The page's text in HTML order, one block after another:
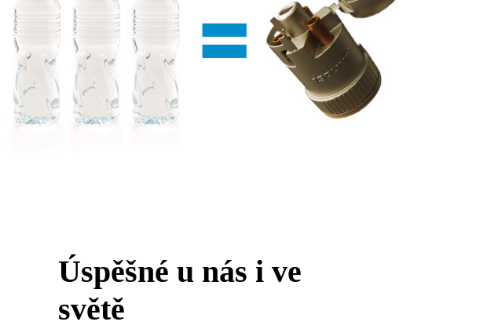
Žádné produkty v košíku.
Úspěšné u nás i ve
světě